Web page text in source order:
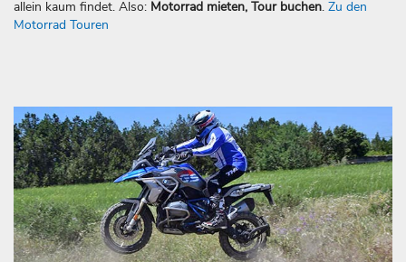
allein kaum findet. Also: Motorrad mieten, Tour buchen. Zu den
Motorrad Touren